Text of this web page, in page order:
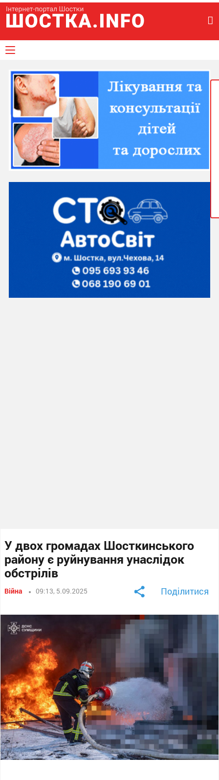
У двох громадах Шосткинського
району є руйнування унаслідок
обстрілів
Війна 09:13, 5.09.2025 Поділитися